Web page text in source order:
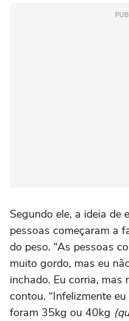
Segundo ele, a ideia de
pessoas começaram a
do peso. “As pessoas
muito gordo, mas eu
inchado. Eu corria, mas
contou. “Infelizmente
foram 35kg ou 40kg